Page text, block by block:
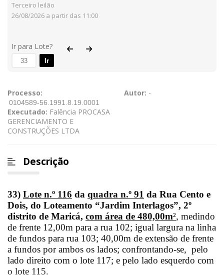
Processo: Autor: -
Executado: Falência PROCASA
GERENCIAMENTO E
CONSTRUÇÕES LTDA
Descrição
33) Lote n.º 116 da quadra n.º 91 da Rua Cento e
Dois, do Loteamento “Jardim Interlagos”, 2º
distrito de Maricá, com área de 480,00m², medindo
de frente 12,00m para a rua 102; igual largura na linha
de fundos para rua 103; 40,00m de extensão de frente
a fundos por ambos os lados; confrontando-se, pelo
lado direito com o lote 117; e pelo lado esquerdo com
o lote 115.
Terceiro leilão
26/08/2026 a partir das 11:00
Ir para Lote?
Ir